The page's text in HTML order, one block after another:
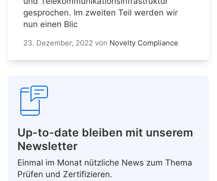
gesprochen. Im zweiten Teil werden wir
nun einen Blic
23. Dezember, 2022 von Novelty Compliance
Up-to-date bleiben mit unserem
Newsletter
Einmal im Monat nützliche News zum Thema
Prüfen und Zertifizieren.